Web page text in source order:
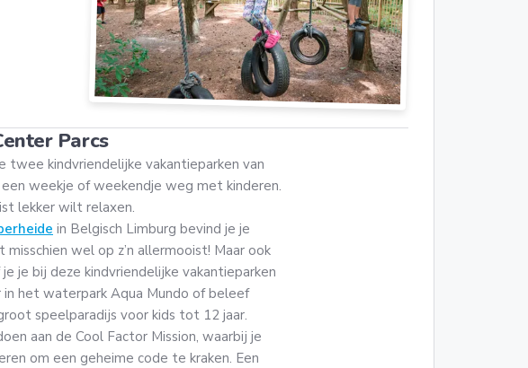
Parcs
twee kindvriendelijke vakantieparken van
weekje of weekendje weg met kinderen.
lekker wilt relaxen.
in Belgisch Limburg bevind je je
wel op z’n allermooist! Maar ook
je bij deze kindvriendelijke vakantieparken
het waterpark Aqua Mundo of beleef
speelparadijs voor kids tot 12 jaar.
aan de Cool Factor Mission, waarbij je
om een geheime code te kraken. Een